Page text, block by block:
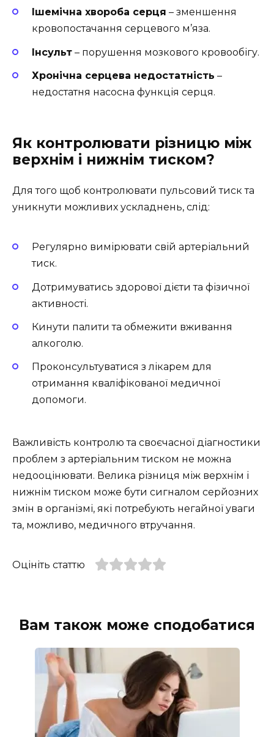
Ішемічна хвороба серця – зменшення
кровопостачання серцевого м’яза.
Інсульт – порушення мозкового кровообігу.
Хронічна серцева недостатність –
недостатня насосна функція серця.
Як контролювати різницю між
верхнім і нижнім тиском?
Для того щоб контролювати пульсовий тиск та
уникнути можливих ускладнень, слід:
Регулярно вимірювати свій артеріальний
тиск.
Дотримуватись здорової дієти та фізичної
активності.
Кинути палити та обмежити вживання
алкоголю.
Проконсультуватися з лікарем для
отримання кваліфікованої медичної
допомоги.
Важливість контролю та своєчасної діагностики
проблем з артеріальним тиском не можна
недооцінювати. Велика різниця між верхнім і
нижнім тиском може бути сигналом серйозних
змін в організмі, які потребують негайної уваги
та, можливо, медичного втручання.
Оцініть статтю
Вам також може сподобатися